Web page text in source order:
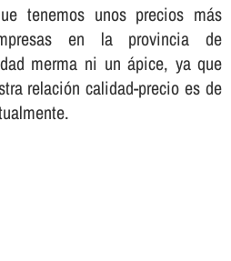
tenemos unos precios más
en la provincia de
merma ni un ápice, ya que
relación calidad-precio es de